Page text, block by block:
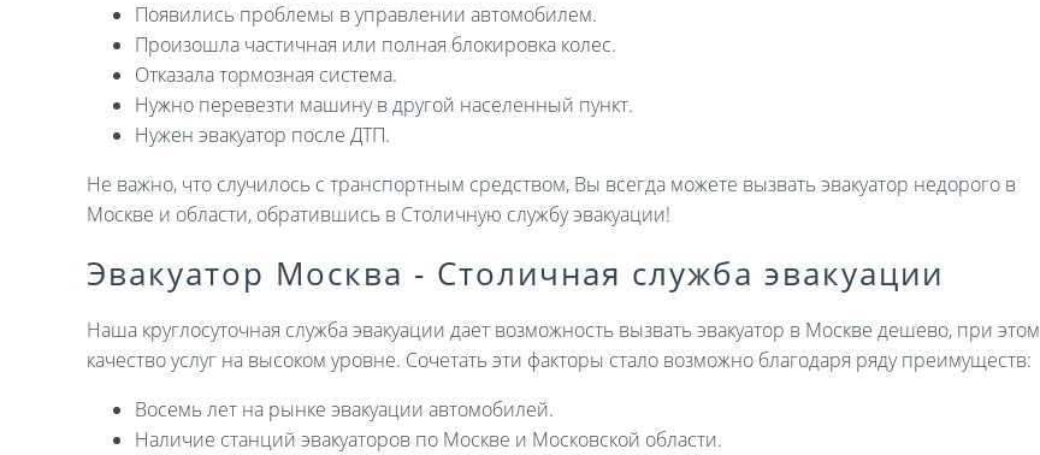
Появились проблемы в управлении автомобилем.
Произошла частичная или полная блокировка колес.
Отказала тормозная система.
Нужно перевезти машину в другой населенный пункт.
Нужен эвакуатор после ДТП.
Не важно, что случилось с транспортным средством, Вы всегда можете вызвать эвакуатор недорого в
Москве и области, обратившись в Столичную службу эвакуации!
Эвакуатор Москва - Столичная служба эвакуации
Наша круглосуточная служба эвакуации дает возможность вызвать эвакуатор в Москве дешево, при этом
качество услуг на высоком уровне. Сочетать эти факторы стало возможно благодаря ряду преимуществ:
Восемь лет на рынке эвакуации автомобилей.
Наличие станций эвакуаторов по Москве и Московской области.